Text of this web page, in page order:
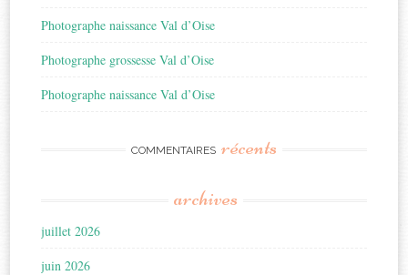
Photographe naissance Val d’Oise
Photographe grossesse Val d’Oise
Photographe naissance Val d’Oise
COMMENTAIRES récents
archives
juillet 2026
juin 2026